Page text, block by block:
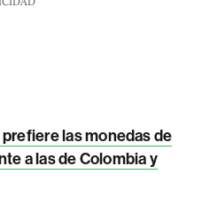
las monedas de
a las de Colombia y